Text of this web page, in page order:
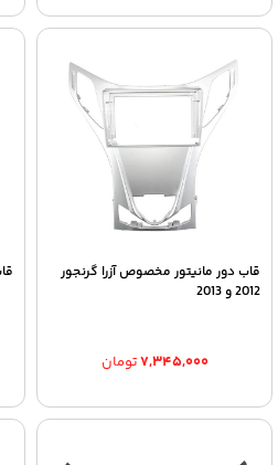
قاب دور مانیتور مخصوص آزرا گرنجور
2012 و 2013
۷,۳۴۵,۰۰۰تومان